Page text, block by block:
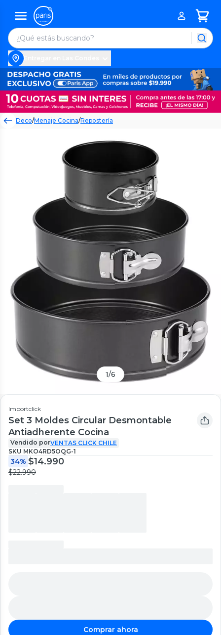
Deco/Menaje Cocina/Repostería
1/6
Importclick
Set 3 Moldes Circular Desmontable
Antiadherente Cocina
Vendido porVENTAS CLICK CHILE
SKU MKO4RD5OQG-1
34% $14.990
$22.990
Comprar ahora